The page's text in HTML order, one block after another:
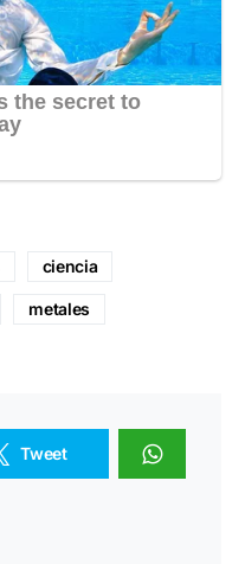
ciencia
metales
Tweet